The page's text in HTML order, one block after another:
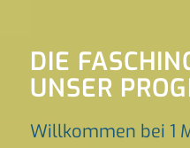
DIE
UNSER
Willkommen bei 1